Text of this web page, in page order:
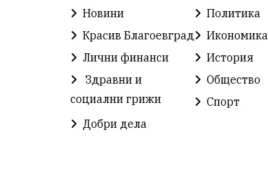
Новини
Политика
Красив Благоевград
Икономика
Лични финанси
История
Здравни и
социални грижи
Общество
Спорт
Добри дела